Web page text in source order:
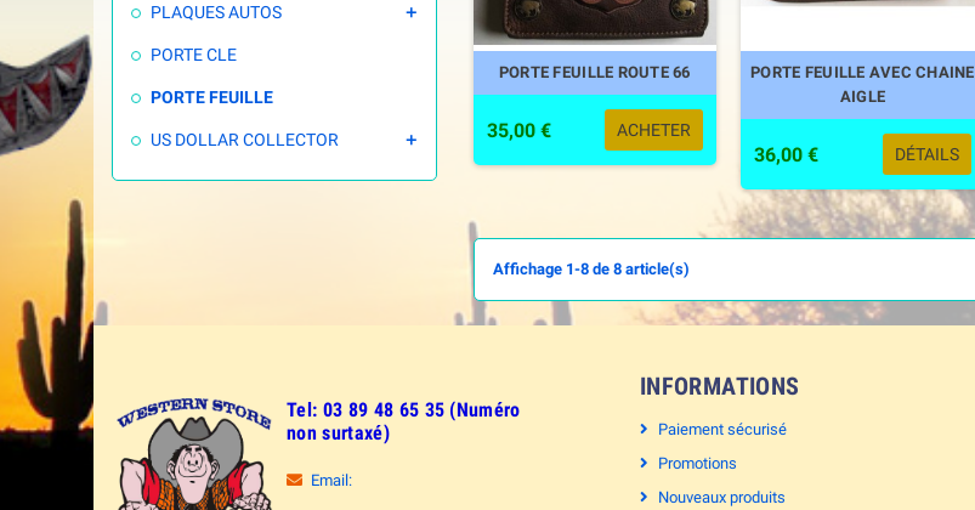
PLAQUES AUTOS 
PORTE CLE
PORTE FEUILLE
US DOLLAR COLLECTOR 
PORTE FEUILLE ROUTE 66
35,00 € ACHETER
PORTE FEUILLE AVEC CHAINE
AIGLE
36,00 € DÉTAILS
Affichage 1-8 de 8 article(s)
Tel: 03 89 48 65 35 (Numéro
non surtaxé)
Email:
INFORMATIONS
Paiement sécurisé
Promotions
Nouveaux produits